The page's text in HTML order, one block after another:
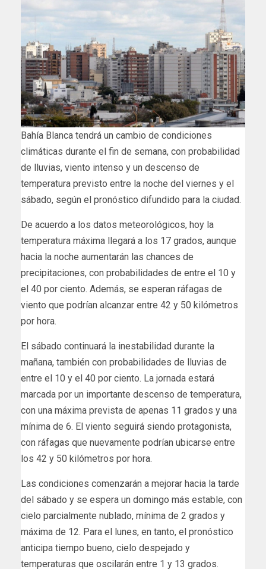
Bahía Blanca tendrá un cambio de condiciones
climáticas durante el fin de semana, con probabilidad
de lluvias, viento intenso y un descenso de
temperatura previsto entre la noche del viernes y el
sábado, según el pronóstico difundido para la ciudad.
De acuerdo a los datos meteorológicos, hoy la
temperatura máxima llegará a los 17 grados, aunque
hacia la noche aumentarán las chances de
precipitaciones, con probabilidades de entre el 10 y
el 40 por ciento. Además, se esperan ráfagas de
viento que podrían alcanzar entre 42 y 50 kilómetros
por hora.
El sábado continuará la inestabilidad durante la
mañana, también con probabilidades de lluvias de
entre el 10 y el 40 por ciento. La jornada estará
marcada por un importante descenso de temperatura,
con una máxima prevista de apenas 11 grados y una
mínima de 6. El viento seguirá siendo protagonista,
con ráfagas que nuevamente podrían ubicarse entre
los 42 y 50 kilómetros por hora.
Las condiciones comenzarán a mejorar hacia la tarde
del sábado y se espera un domingo más estable, con
cielo parcialmente nublado, mínima de 2 grados y
máxima de 12. Para el lunes, en tanto, el pronóstico
anticipa tiempo bueno, cielo despejado y
temperaturas que oscilarán entre 1 y 13 grados.